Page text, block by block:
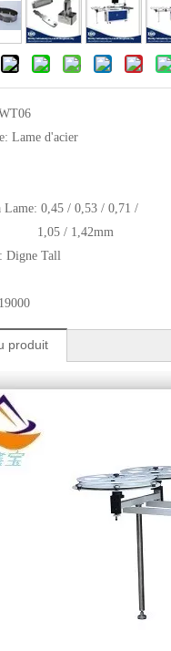
Lame d'acier
Lame: 0,45 / 0,53 / 0,71 /
1,05 / 1,42mm
Digne Tall
produit